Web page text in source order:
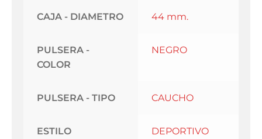
CAJA - DIAMETRO 44 mm.
PULSERA -
COLOR
NEGRO
PULSERA - TIPO CAUCHO
ESTILO DEPORTIVO